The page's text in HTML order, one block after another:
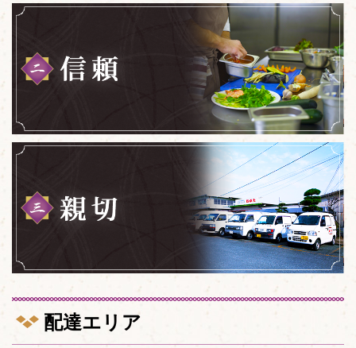
配達エリア